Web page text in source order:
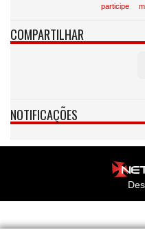
participe
COMPARTILHAR
NOTIFICAÇÕES